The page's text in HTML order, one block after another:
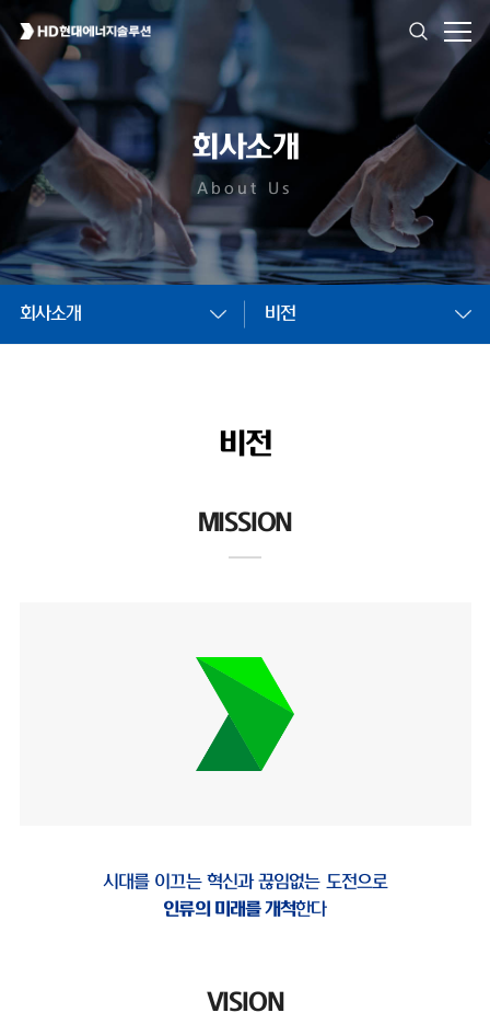
회사소개
About Us
회사소개 비전
비전
MISSION
시대를 이끄는 혁신과 끊임없는 도전으로
인류의 미래를 개척한다
VISION